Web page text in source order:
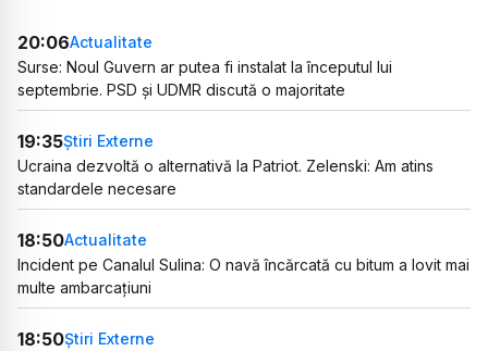
20:06Actualitate
Surse: Noul Guvern ar putea fi instalat la începutul lui
septembrie. PSD și UDMR discută o majoritate
19:35Știri Externe
Ucraina dezvoltă o alternativă la Patriot. Zelenski: Am atins
standardele necesare
18:50Actualitate
Incident pe Canalul Sulina: O navă încărcată cu bitum a lovit mai
multe ambarcațiuni
18:50Știri Externe